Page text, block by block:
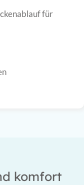
für
komfort